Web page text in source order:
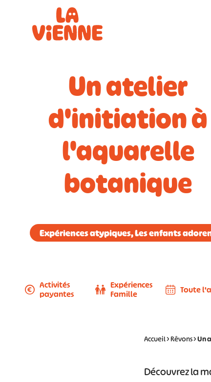
Un atelier
d'initiation à
l'aquarelle
botanique
Expériences atypiques, Les enfants
Activités
payantes
Expériences
Famille
Toute
Accueil>Rêvons>Un
Découvrez la
Panneau de gestion des cookies